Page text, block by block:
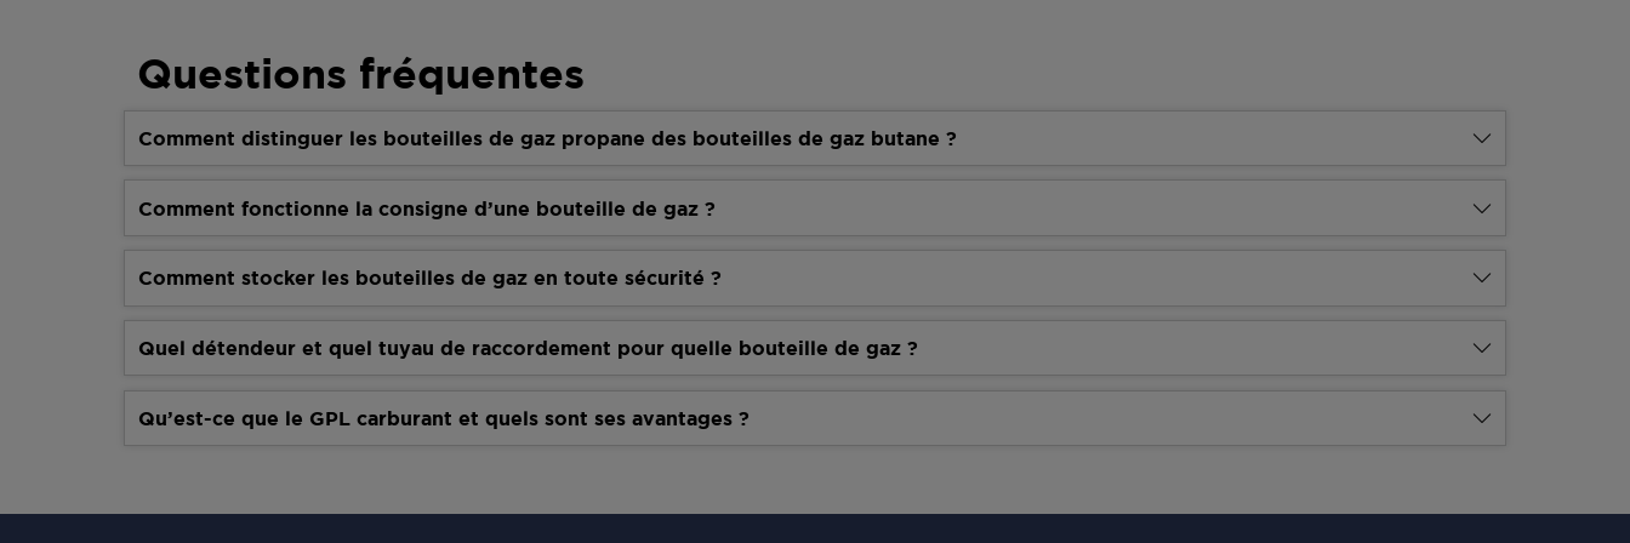
Questions fréquentes
Comment distinguer les bouteilles de gaz propane des bouteilles de gaz butane ?
Comment fonctionne la consigne d’une bouteille de gaz ?
Comment stocker les bouteilles de gaz en toute sécurité ?
Quel détendeur et quel tuyau de raccordement pour quelle bouteille de gaz ?
Qu’est-ce que le GPL carburant et quels sont ses avantages ?